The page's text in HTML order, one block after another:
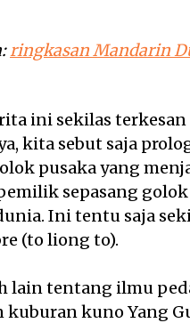
ringkasan Mandarin
ini sekilas
kita sebut saja
pusaka yang
sepasang
Ini tentu saja
(to liong to).
lain tentang ilmu
kuno Yang